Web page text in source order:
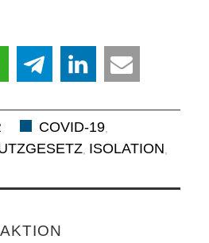
COVID-19,
, ISOLATION,